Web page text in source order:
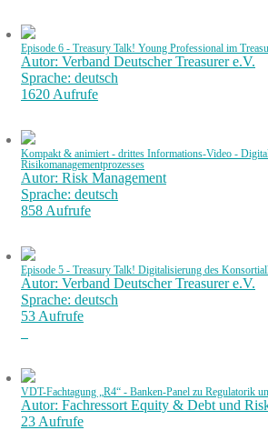
Episode 6 - Treasury Talk! Young Professional im
Autor: Verband Deutscher Treasurer e.V.
Sprache: deutsch
1620 Aufrufe
Kompakt & animiert - drittes Informations-Video -
Risikomanagementprozesses
Autor: Risk Management
Sprache: deutsch
858 Aufrufe
Episode 5 - Treasury Talk! Digitalisierung des
Autor: Verband Deutscher Treasurer e.V.
Sprache: deutsch
53 Aufrufe
VDT-Fachtagung „R4“ - Banken-Panel zu Regulatorik
Autor: Fachressort Equity & Debt und
23 Aufrufe